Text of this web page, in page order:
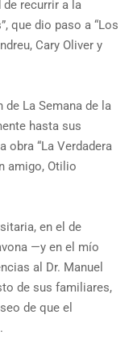
recurrir a la
que dio paso a “Los
Cary Oliver y
de La Semana de la
hasta sus
obra “La Verdadera
amigo, Otilio
en el de
—y en el mío
al Dr. Manuel
de sus familiares,
de que el